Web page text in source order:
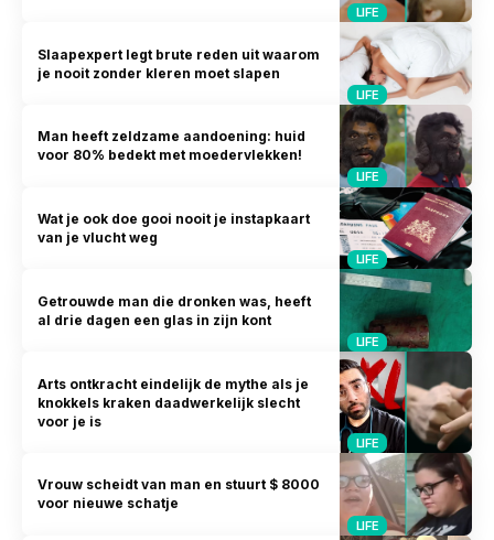
LIFE
LIFE
Slaapexpert legt brute reden uit waarom
je nooit zonder kleren moet slapen
LIFE
Man heeft zeldzame aandoening: huid
voor 80% bedekt met moedervlekken!
LIFE
Wat je ook doe gooi nooit je instapkaart
van je vlucht weg
LIFE
Getrouwde man die dronken was, heeft
al drie dagen een glas in zijn kont
LIFE
Arts ontkracht eindelijk de mythe als je
knokkels kraken daadwerkelijk slecht
voor je is
LIFE
Vrouw scheidt van man en stuurt $ 8000
voor nieuwe schatje